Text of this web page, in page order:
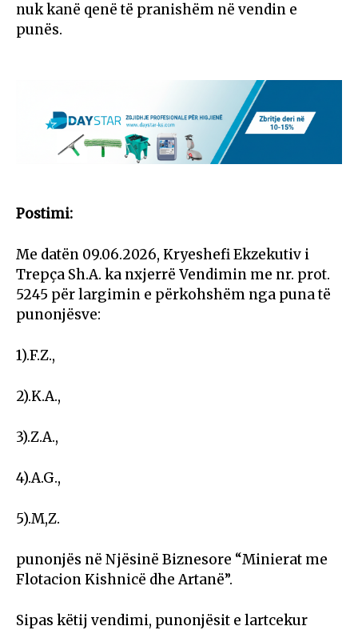
nuk kanë qenë të pranishëm në vendin e
punës.
Postimi:
Me datën 09.06.2026, Kryeshefi Ekzekutiv i
Trepça Sh.A. ka nxjerrë Vendimin me nr. prot.
5245 për largimin e përkohshëm nga puna të
punonjësve:
1).F.Z.,
2).K.A.,
3).Z.A.,
4).A.G.,
5).M,Z.
punonjës në Njësinë Biznesore “Minierat me
Flotacion Kishnicë dhe Artanë”.
Sipas këtij vendimi, punonjësit e lartcekur